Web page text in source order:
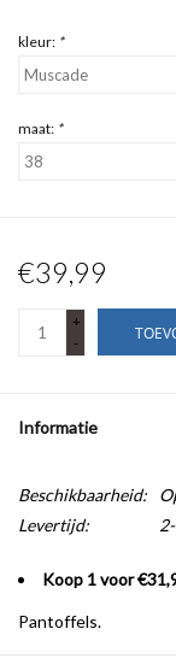
kleur: *
maat: *
€39,99
+
-
Informatie
Beschikbaarheid:
Levertijd:
Koop 1 voor
Pantoffels.